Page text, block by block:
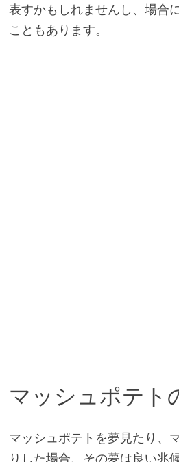
表すかもしれませんし、場合
こともあります。
マッシュポテト
マッシュポテトを夢見たり、
りした場合、その夢は良い兆